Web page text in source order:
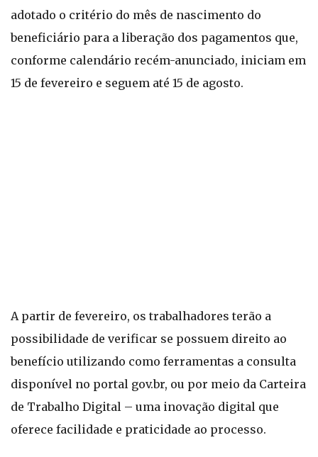
adotado o critério do mês de nascimento do
beneficiário para a liberação dos pagamentos que,
conforme calendário recém-anunciado, iniciam em
15 de fevereiro e seguem até 15 de agosto.
A partir de fevereiro, os trabalhadores terão a
possibilidade de verificar se possuem direito ao
benefício utilizando como ferramentas a consulta
disponível no portal gov.br, ou por meio da Carteira
de Trabalho Digital – uma inovação digital que
oferece facilidade e praticidade ao processo.